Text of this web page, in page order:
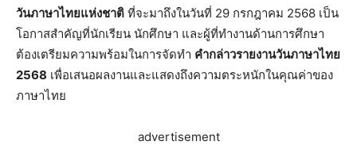
วันภาษาไทยแห่งชาติ ที่จะมาถึงในวันที่ 29 กรกฎาคม 2568 เป็น
โอกาสสำคัญที่นักเรียน นักศึกษา และผู้ที่ทำงานด้านการศึกษา
ต้องเตรียมความพร้อมในการจัดทำ คำกล่าวรายงานวันภาษาไทย
2568 เพื่อเสนอผลงานและแสดงถึงความตระหนักในคุณค่าของ
ภาษาไทย
advertisement